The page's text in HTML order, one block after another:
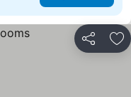
Dela